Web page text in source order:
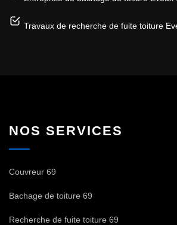
Travaux de recherche de fuite toiture
NOS SERVICES
Couvreur 69
Bachage de toiture 69
Recherche de fuite toiture 69